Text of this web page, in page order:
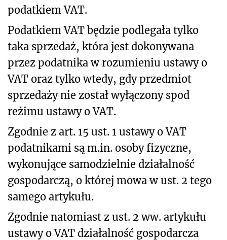
podatkiem VAT.
Podatkiem VAT będzie podlegała tylko
taka sprzedaż, która jest dokonywana
przez podatnika w rozumieniu ustawy o
VAT oraz tylko wtedy, gdy przedmiot
sprzedaży nie został wyłączony spod
reżimu ustawy o VAT.
Zgodnie z art. 15 ust. 1 ustawy o VAT
podatnikami są m.in. osoby fizyczne,
wykonujące samodzielnie działalność
gospodarczą, o której mowa w ust. 2 tego
samego artykułu.
Zgodnie natomiast z ust. 2 ww. artykułu
ustawy o VAT działalność gospodarcza